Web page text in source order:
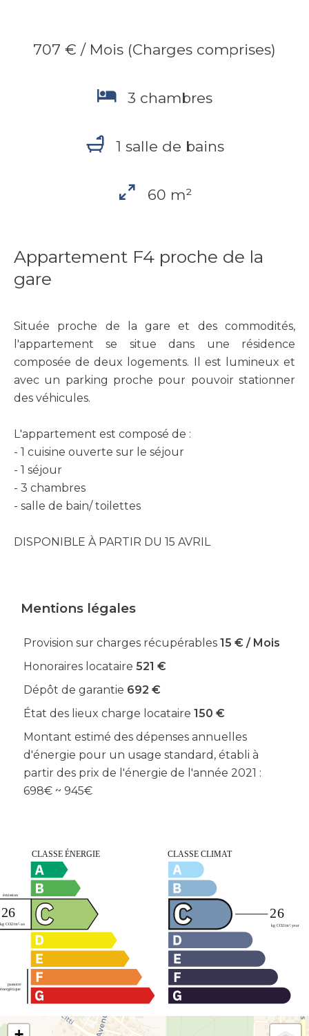
707 € / Mois (Charges comprises)
3 chambres
1 salle de bains
60 m²
Appartement F4 proche de la
gare
Située proche de la gare et des commodités,
l'appartement se situe dans une résidence
composée de deux logements. Il est lumineux et
avec un parking proche pour pouvoir stationner
des véhicules.
L'appartement est composé de :
- 1 cuisine ouverte sur le séjour
- 1 séjour
- 3 chambres
- salle de bain/ toilettes
DISPONIBLE À PARTIR DU 15 AVRIL
Mentions légales
Provision sur charges récupérables 15 € / Mois
Honoraires locataire 521 €
Dépôt de garantie 692 €
État des lieux charge locataire 150 €
Montant estimé des dépenses annuelles
d'énergie pour un usage standard, établi à
partir des prix de l'énergie de l'année 2021 :
698€ ~ 945€